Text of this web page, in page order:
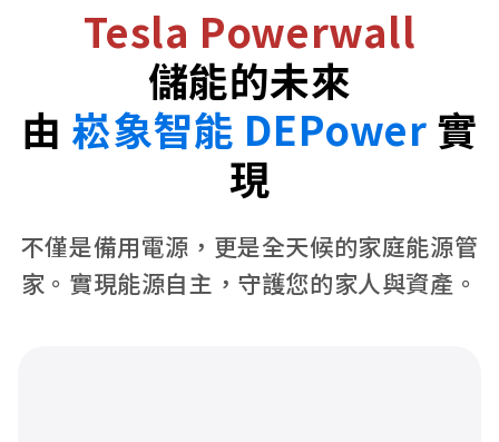
Tesla Powerwall
儲能的未來
由 崧象智能 DEPower實
現
不僅是備用電源，更是全天候的家庭能源管
家。實現能源自主，守護您的家人與資產。